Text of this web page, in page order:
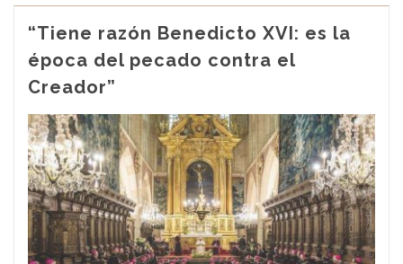
“Tiene razón Benedicto XVI: es la
época del pecado contra el
Creador”